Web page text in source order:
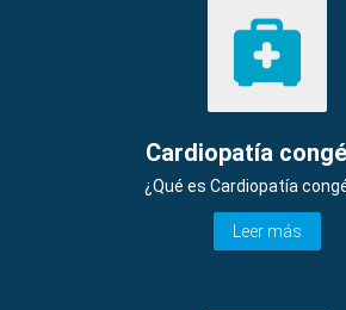
Cardiopatía
¿Qué es Cardiopatía
Leer más